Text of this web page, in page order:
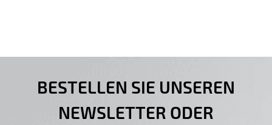
BESTELLEN SIE UNSEREN
NEWSLETTER ODER